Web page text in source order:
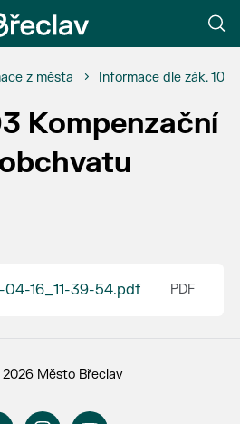
z města Informace dle zák.
Kompenzační
16_11-39-54.pdf
Město Břeclav